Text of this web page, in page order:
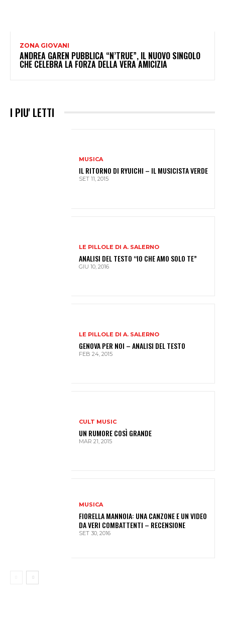
ZONA GIOVANI
ANDREA GAREN PUBBLICA “N’TRUE”, IL NUOVO SINGOLO
CHE CELEBRA LA FORZA DELLA VERA AMICIZIA
I PIU' LETTI
MUSICA
IL RITORNO DI RYUICHI – IL MUSICISTA VERDE
SET 11, 2015
LE PILLOLE DI A. SALERNO
ANALISI DEL TESTO “IO CHE AMO SOLO TE”
GIU 10, 2016
LE PILLOLE DI A. SALERNO
GENOVA PER NOI – ANALISI DEL TESTO
FEB 24, 2015
CULT MUSIC
UN RUMORE COSÌ GRANDE
MAR 21, 2015
MUSICA
FIORELLA MANNOIA: UNA CANZONE E UN VIDEO
DA VERI COMBATTENTI – RECENSIONE
SET 30, 2016